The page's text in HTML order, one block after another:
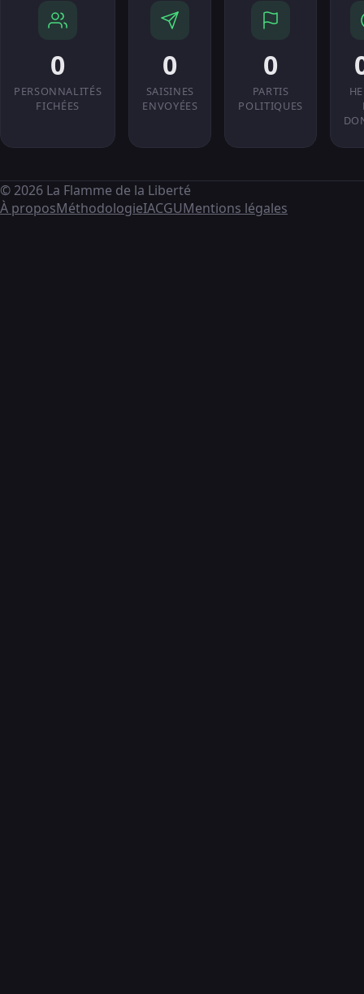
0
PERSONNALITÉS
FICHÉES
0
SAISINES
ENVOYÉES
0
PARTIS
POLITIQUES
© 2026 La Flamme de la Liberté
À proposMéthodologieIACGUMentions légales